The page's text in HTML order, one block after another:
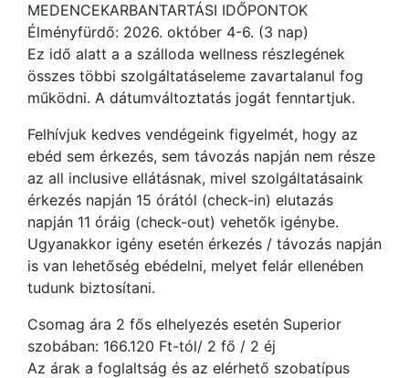
MEDENCEKARBANTARTÁSI IDŐPONTOK
Élményfürdő: 2026. október 4-6. (3 nap)
Ez idő alatt a a szálloda wellness részlegének
összes többi szolgáltatáseleme zavartalanul fog
működni. A dátumváltoztatás jogát fenntartjuk.
Felhívjuk kedves vendégeink figyelmét, hogy az
ebéd sem érkezés, sem távozás napján nem része
az all inclusive ellátásnak, mivel szolgáltatásaink
érkezés napján 15 órától (check-in) elutazás
napján 11 óráig (check-out) vehetők igénybe.
Ugyanakkor igény esetén érkezés / távozás napján
is van lehetőség ebédelni, melyet felár ellenében
tudunk biztosítani.
Csomag ára 2 fős elhelyezés esetén Superior
szobában: 166.120 Ft-tól/ 2 fő / 2 éj
Az árak a foglaltság és az elérhető szobatípus